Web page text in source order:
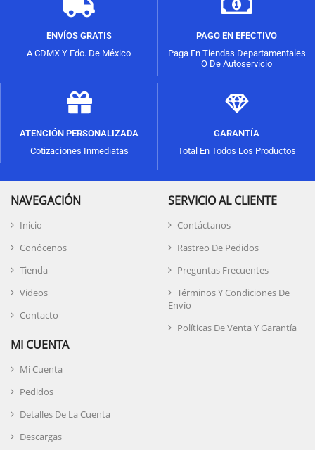
ENVÍOS GRATIS
A CDMX Y Edo. De México
PAGO EN EFECTIVO
Paga En Tiendas Departamentales
O De Autoservicio
ATENCIÓN PERSONALIZADA
Cotizaciones Inmediatas
GARANTÍA
Total En Todos Los Productos
NAVEGACIÓN
Inicio
Conócenos
Tienda
Videos
Contacto
SERVICIO AL CLIENTE
Contáctanos
Rastreo De Pedidos
Preguntas Frecuentes
Términos Y Condiciones De
Envío
Políticas De Venta Y Garantía
MI CUENTA
Mi Cuenta
Pedidos
Detalles De La Cuenta
Descargas